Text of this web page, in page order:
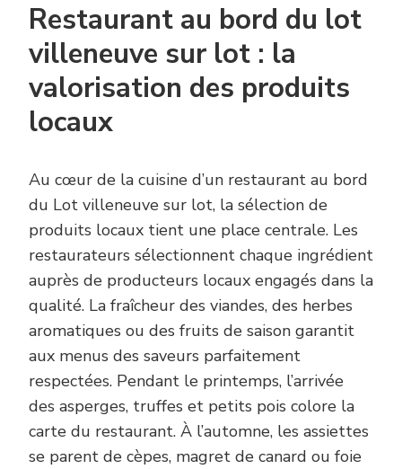
Restaurant au bord du lot
villeneuve sur lot : la
valorisation des produits
locaux
Au cœur de la cuisine d’un restaurant au bord
du Lot villeneuve sur lot, la sélection de
produits locaux tient une place centrale. Les
restaurateurs sélectionnent chaque ingrédient
auprès de producteurs locaux engagés dans la
qualité. La fraîcheur des viandes, des herbes
aromatiques ou des fruits de saison garantit
aux menus des saveurs parfaitement
respectées. Pendant le printemps, l’arrivée
des asperges, truffes et petits pois colore la
carte du restaurant. À l’automne, les assiettes
se parent de cèpes, magret de canard ou foie